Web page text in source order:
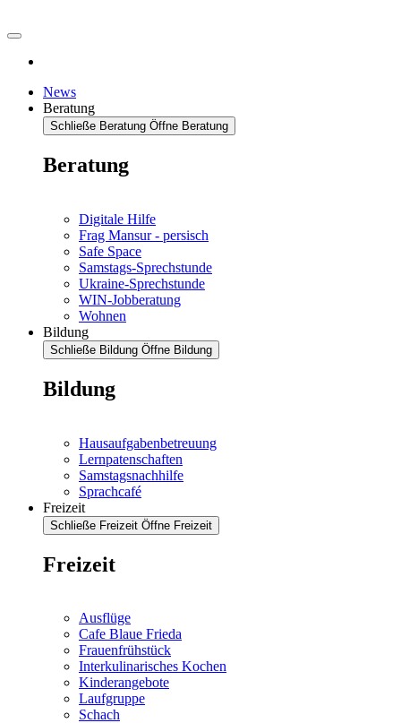
News
Beratung
Schließe Beratung Öffne Beratung
Beratung
Digitale Hilfe
Frag Mansur - persisch
Safe Space
Samstags-Sprechstunde
Ukraine-Sprechstunde
WIN-Jobberatung
Wohnen
Bildung
Schließe Bildung Öffne Bildung
Bildung
Hausaufgabenbetreuung
Lernpatenschaften
Samstagsnachhilfe
Sprachcafé
Freizeit
Schließe Freizeit Öffne Freizeit
Freizeit
Ausflüge
Cafe Blaue Frieda
Frauenfrühstück
Interkulinarisches Kochen
Kinderangebote
Laufgruppe
Schach